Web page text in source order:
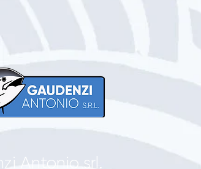
Antonio srl.